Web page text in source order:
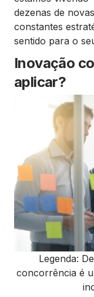
dezenas de
constantes
sentido para o
Inovação
aplicar?
Legenda:
concorrência é